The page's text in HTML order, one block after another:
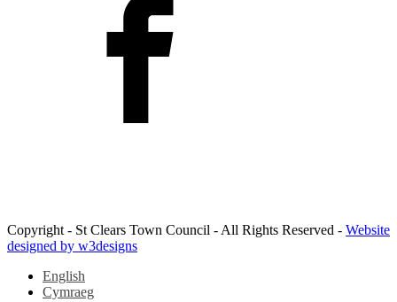
Copyright - St Clears Town Council - All Rights Reserved - Website
designed by w3designs
English
Cymraeg